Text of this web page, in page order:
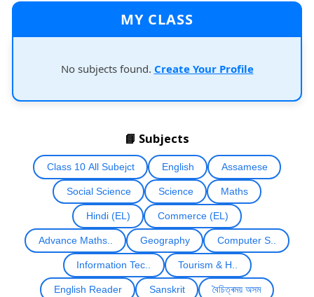
MY CLASS
No subjects found. Create Your Profile
📘 Subjects
Class 10 All Subejct English Assamese
Social Science Science Maths
Hindi (EL) Commerce (EL)
Advance Maths.. Geography Computer S..
Information Tec.. Tourism & H..
English Reader Sanskrit বৈচিত্ৰময় অসম